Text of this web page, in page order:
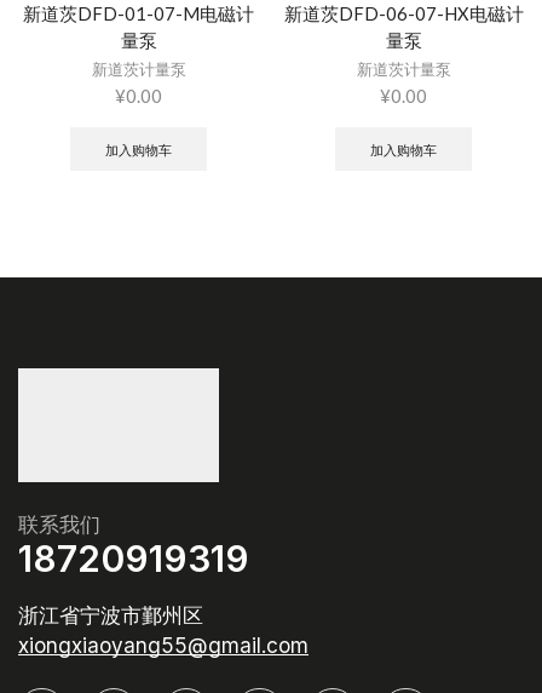
新道茨DFD-01-07-M电磁计
量泵
新道茨计量泵
¥0.00
加入购物车
新道茨DFD-06-07-HX电磁计
量泵
新道茨计量泵
¥0.00
加入购物车
联系我们
18720919319
浙江省宁波市鄞州区
xiongxiaoyang55@gmail.com